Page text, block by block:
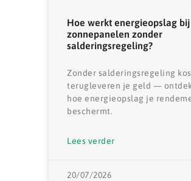
Hoe werkt energieopslag bij
zonnepanelen zonder
salderingsregeling?
Zonder salderingsregeling
terugleveren je geld — ontdek
hoe energieopslag je
beschermt.
Lees verder
20/07/2026